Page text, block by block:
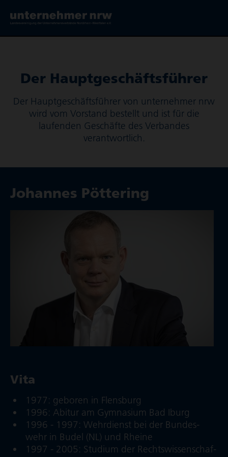
Der Haupt­ge­schäfts­führer
Der Haupt­ge­schäfts­führer von unternehmer nrw
wird vom Vorstand bestellt und ist für die
laufenden Geschäfte des Verbandes
verantwortlich.
Johannes Pöttering
Vita
1977: geboren in Flensburg
1996: Abitur am Gymnasium Bad Iburg
1996 - 1997: Wehr­dienst bei der Bun­des­
wehr in Budel (NL) und Rheine
1997 - 2005: Studium der Rechts­wis­sen­schaf­